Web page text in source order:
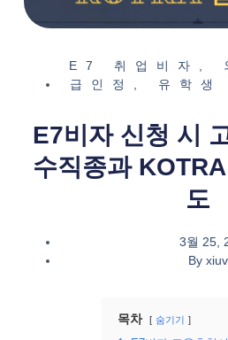
E7 취업비자
급인정
유학생
E7비자 신청 시
수직종과
도
3월 25,
By
목차 숨기기